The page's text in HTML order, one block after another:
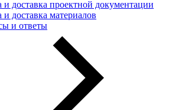
и доставка проектной документации
и доставка материалов
и ответы